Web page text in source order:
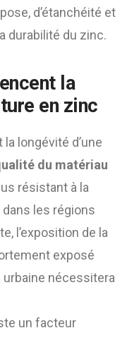
d’étanchéité et
durabilité du zinc.
la
en zinc
longévité d’une
du matériau
résistant à la
les régions
l’exposition de la
exposé
urbaine nécessitera
un facteur